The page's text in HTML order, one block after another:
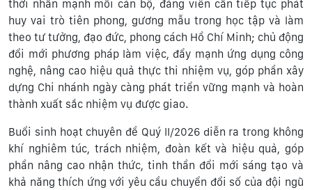
thời nhấn mạnh mỗi cán bộ, đảng viên cần tiếp tục phát
huy vai trò tiên phong, gương mẫu trong học tập và làm
theo tư tưởng, đạo đức, phong cách Hồ Chí Minh; chủ động
đổi mới phương pháp làm việc, đẩy mạnh ứng dụng công
nghệ, nâng cao hiệu quả thực thi nhiệm vụ, góp phần xây
dựng Chi nhánh ngày càng phát triển vững mạnh và hoàn
thành xuất sắc nhiệm vụ được giao.
Buổi sinh hoạt chuyên đề Quý II/2026 diễn ra trong không
khí nghiêm túc, trách nhiệm, đoàn kết và hiệu quả, góp
phần nâng cao nhận thức, tinh thần đổi mới sáng tạo và
khả năng thích ứng với yêu cầu chuyển đổi số của đội ngũ